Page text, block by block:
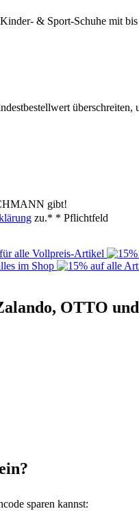
& Sport-Schuhe mit
gibt!
zu.* * Pflichtfeld
OTTO
sparen kannst: